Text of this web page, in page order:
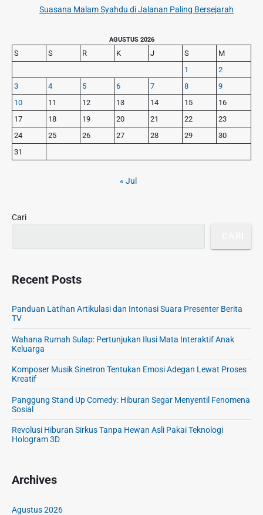
p
o
s
o
u
s
N
t
:
Suasana Malam Syahdu di Jalanan Paling Bersejarah
r
i
m
a
r
y
S
d
e
AGUSTUS 2026
S S R K J S
M
1
2
3
4 5 6 7 8
9
10
11 12 13 14 15
16
17
18 19 20 21 22
23
24
25 26 27 28 29
30
31
« Jul
Cari
Recent Posts
Panduan Latihan Artikulasi dan Intonasi Suara Presenter Berita
TV
Wahana Rumah Sulap: Pertunjukan Ilusi Mata Interaktif Anak
Keluarga
Komposer Musik Sinetron Tentukan Emosi Adegan Lewat Proses
Kreatif
Panggung Stand Up Comedy: Hiburan Segar Menyentil Fenomena
Sosial
Revolusi Hiburan Sirkus Tanpa Hewan Asli Pakai Teknologi
Hologram 3D
Archives
Agustus 2026